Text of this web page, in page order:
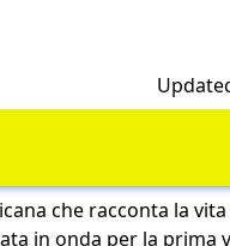
che racconta la
in onda per la prima